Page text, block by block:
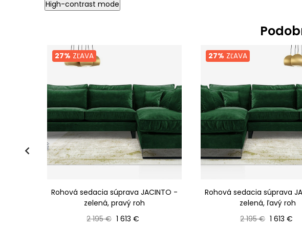
High-contrast mode
27% ZĽAVA
Rohová sedacia súprava JACINTO -
zelená, pravý roh
Bežná cena
2 195 € Cena
1 613 €
27% ZĽAVA
Rohová sedacia súprava
zelená, ľavý roh
Bežná cena
2 195 € Cena
1 613 €